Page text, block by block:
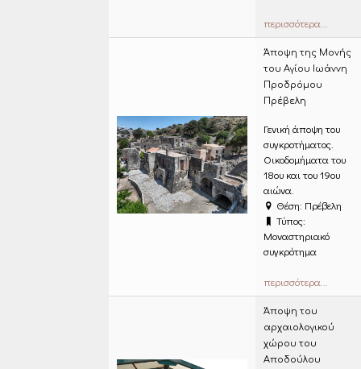
περισσότερα...
Άποψη της Μονής
του Αγίου Ιωάννη
Προδρόμου
Πρέβελη
Γενική άποψη του
συγκροτήματος.
Οικοδομήματα του
18ου και του 19ου
αιώνα.
Θέση: Πρέβελη
Τύπος:
Μοναστηριακό
συγκρότημα
περισσότερα...
Άποψη του
αρχαιολογικού
χώρου του
Αποδούλου